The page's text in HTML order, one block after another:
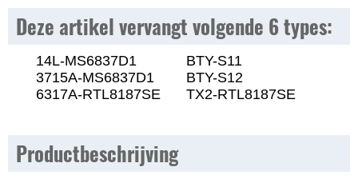
Deze artikel vervangt volgende 6 types:
14L-MS6837D1
3715A-MS6837D1
6317A-RTL8187SE
BTY-S11
BTY-S12
TX2-RTL8187SE
Productbeschrijving